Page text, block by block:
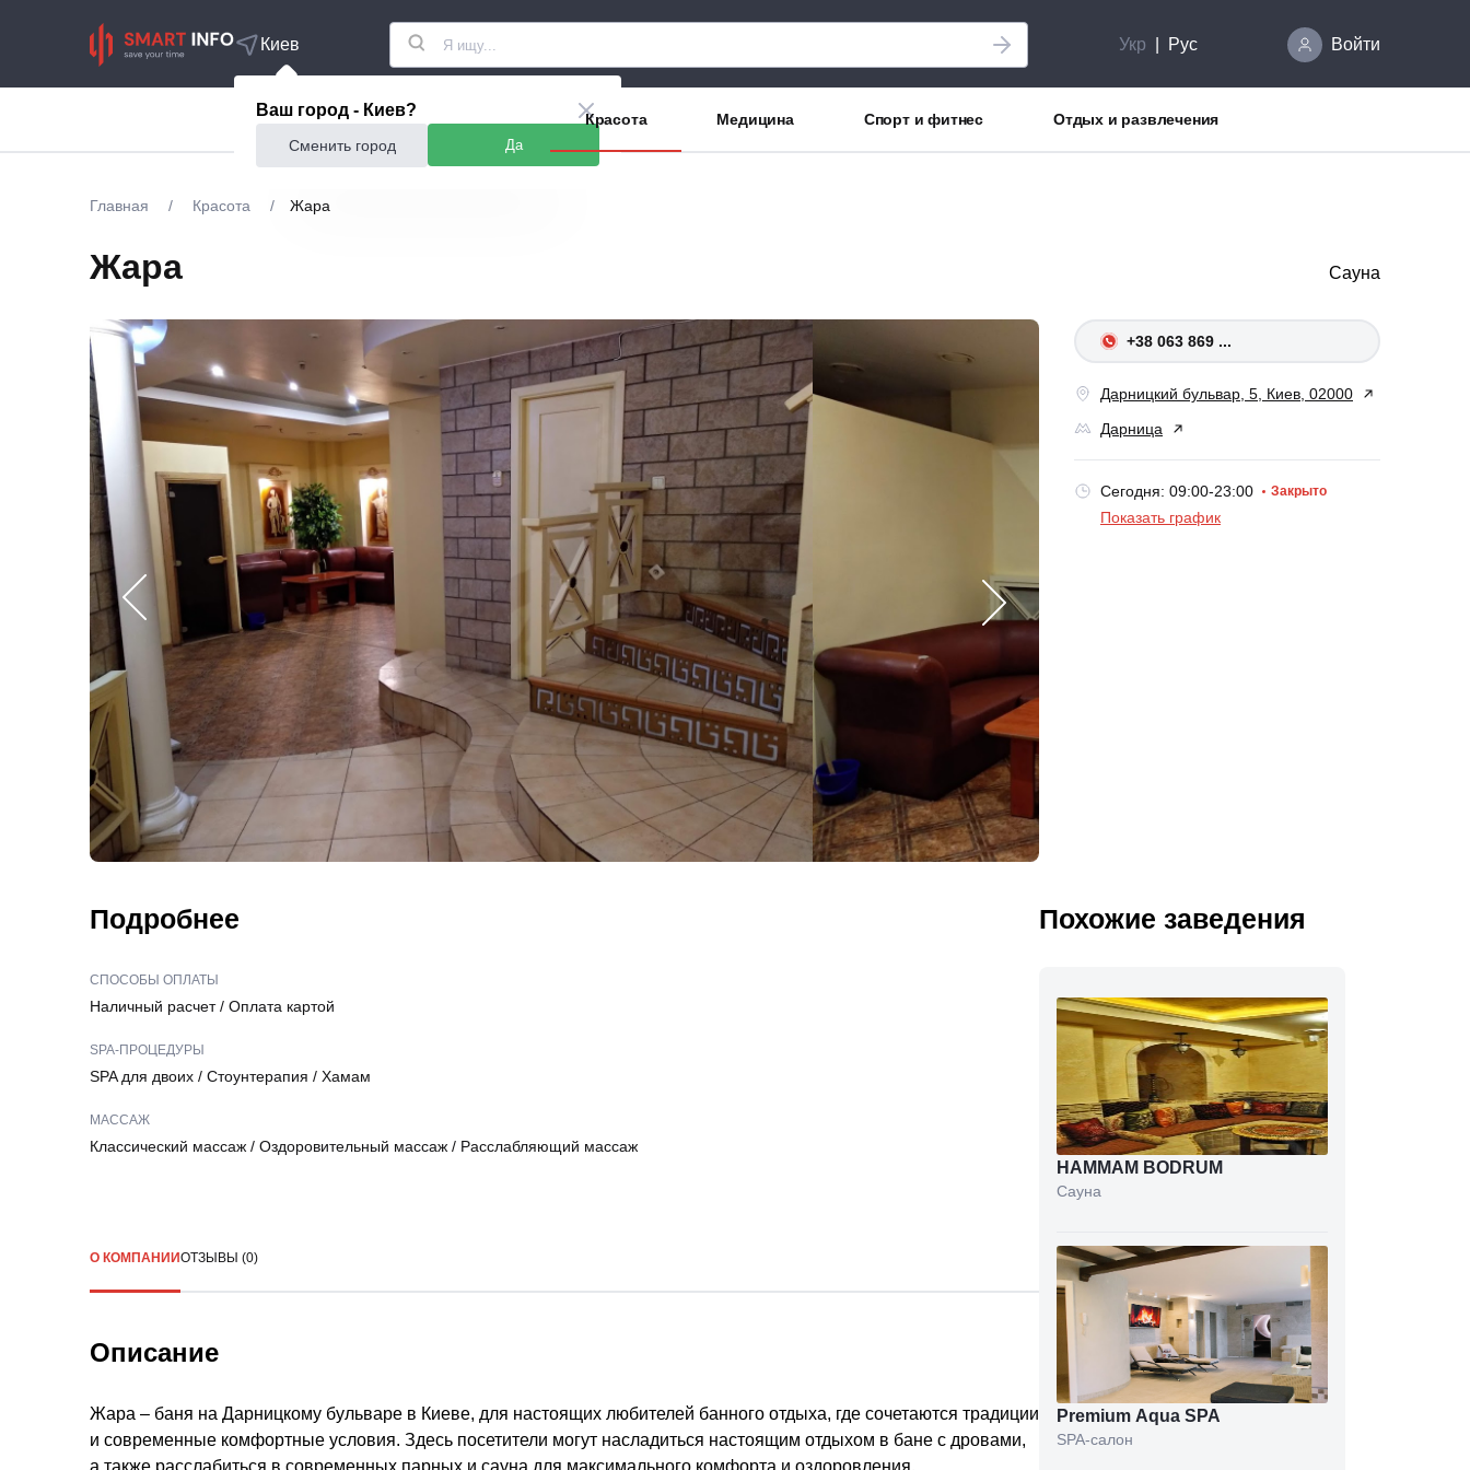
Киев
Ваш город - Киев?
Сменить город Да
Укр Рус Войти
Акции Еда и рестораны Красота Медицина Спорт и фитнес Отдых и развлечения
Главная / Красота / Жара
Жара Сауна
+38 063 869 ...
Дарницкий бульвар, 5, Киев, 02000
Дарница
Сегодня: 09:00-23:00 Закрыто
Показать график
Подробнее
СПОСОБЫ ОПЛАТЫ
Наличный расчет/ Оплата картой
SPA-ПРОЦЕДУРЫ
SPA для двоих / Стоунтерапия / Хамам
МАССАЖ
Классический массаж / Оздоровительный массаж / Расслабляющий массаж
О КОМПАНИИОТЗЫВЫ (0)
Описание
Жара – баня на Дарницкому бульваре в Киеве, для настоящих любителей банного отдыха, где сочетаются традиции
и современные комфортные условия. Здесь посетители могут насладиться настоящим отдыхом в бане с дровами,
а также расслабиться в современных парных и сауна для максимального комфорта и оздоровления.
Похожие заведения
HAMMAM BODRUM
Сауна
Premium Aqua SPA
SPA-салон